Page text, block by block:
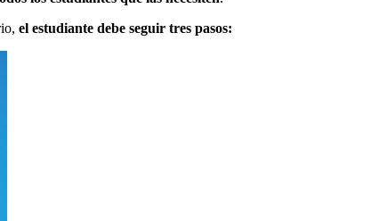
el estudiante debe seguir tres pasos: